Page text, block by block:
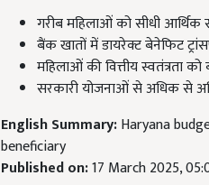
गरीब महिलाओं को सीधी आर्थिक
बैंक खातों में डायरेक्ट बेनेफिट
महिलाओं की वित्तीय स्वतंत्रता को
सरकारी योजनाओं से अधिक से
English Summary:Haryana
beneficiary
Published on:17 March 2025,